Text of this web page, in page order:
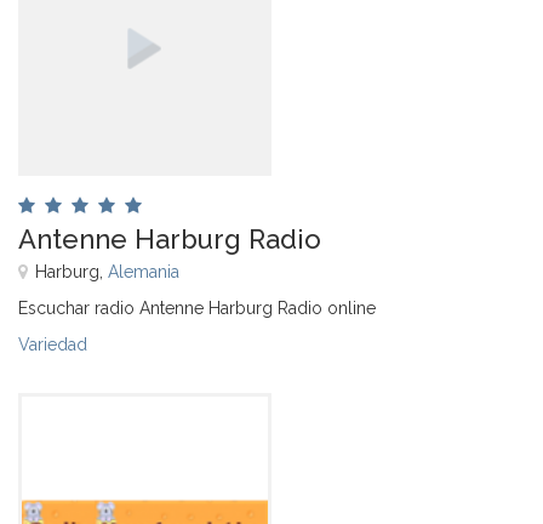
Antenne Harburg Radio
Harburg, Alemania
Escuchar radio Antenne Harburg Radio online
Variedad